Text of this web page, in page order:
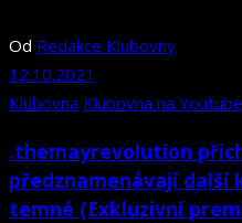
Od Redakce Klubovny
12.10.2021
Klubovna Klubovna na Youtube
.themayrevolution
předznamenávají další
temné (Exkluzivní